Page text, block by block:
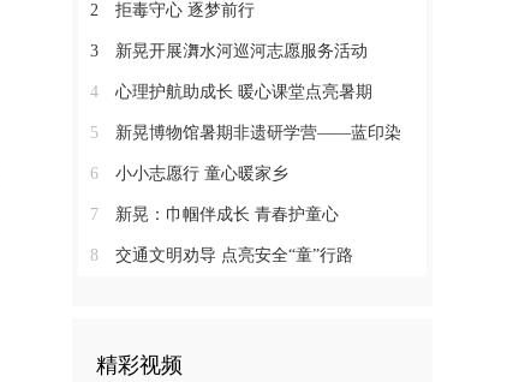
2 拒毒守心 逐梦前行
3 新晃开展㵲水河巡河志愿服务活动
4 心理护航助成长 暖心课堂点亮暑期
5 新晃博物馆暑期非遗研学营——蓝印染
6 小小志愿行 童心暖家乡
7 新晃：巾帼伴成长 青春护童心
8 交通文明劝导 点亮安全“童”行路
精彩视频